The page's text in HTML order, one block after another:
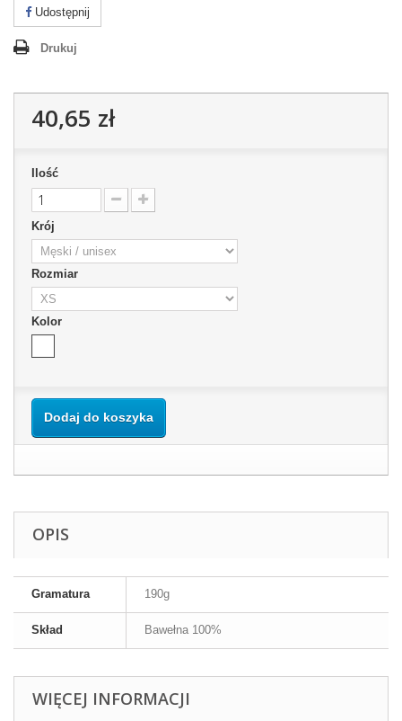
Udostępnij
Drukuj
40,65 zł
Ilość
Krój
Rozmiar
Kolor
Dodaj do koszyka
OPIS
Gramatura 190g
Skład Bawełna 100%
WIĘCEJ INFORMACJI